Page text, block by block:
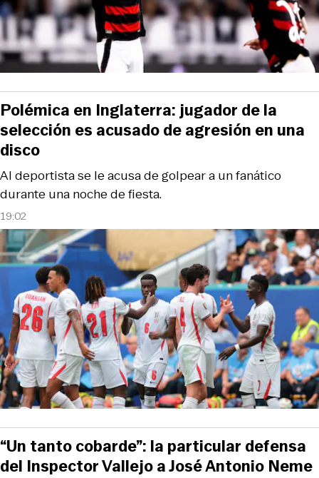
19:02
Al deportista se le acusa de golpear a un fanático
durante una noche de fiesta.
Polémica en Inglaterra: jugador de la
selección es acusado de agresión en una
disco
“Un tanto cobarde”: la particular defensa
del Inspector Vallejo a José Antonio Neme